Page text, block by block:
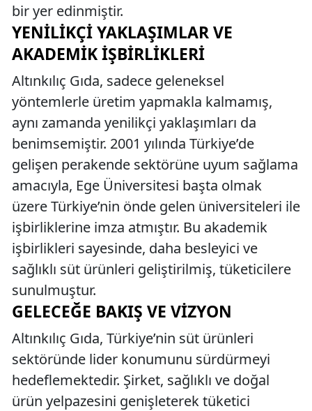
bir yer edinmiştir.
YENILIKÇI YAKLAŞIMLAR VE
AKADEMIK İŞBIRLIKLERI
Altınkılıç Gıda, sadece geleneksel
yöntemlerle üretim yapmakla kalmamış,
aynı zamanda yenilikçi yaklaşımları da
benimsemiştir. 2001 yılında Türkiye’de
gelişen perakende sektörüne uyum sağlama
amacıyla, Ege Üniversitesi başta olmak
üzere Türkiye’nin önde gelen üniversiteleri ile
işbirliklerine imza atmıştır. Bu akademik
işbirlikleri sayesinde, daha besleyici ve
sağlıklı süt ürünleri geliştirilmiş, tüketicilere
sunulmuştur.
GELECEĞE BAKIŞ VE VIZYON
Altınkılıç Gıda, Türkiye’nin süt ürünleri
sektöründe lider konumunu sürdürmeyi
hedeflemektedir. Şirket, sağlıklı ve doğal
ürün yelpazesini genişleterek tüketici